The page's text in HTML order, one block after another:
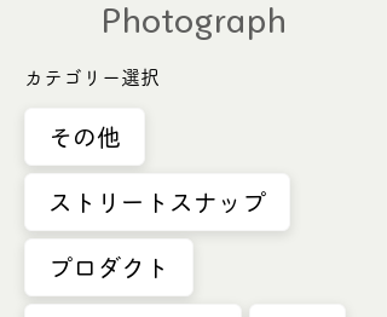
Photograph
カテゴリー選択
その他
ストリートスナップ
プロダクト